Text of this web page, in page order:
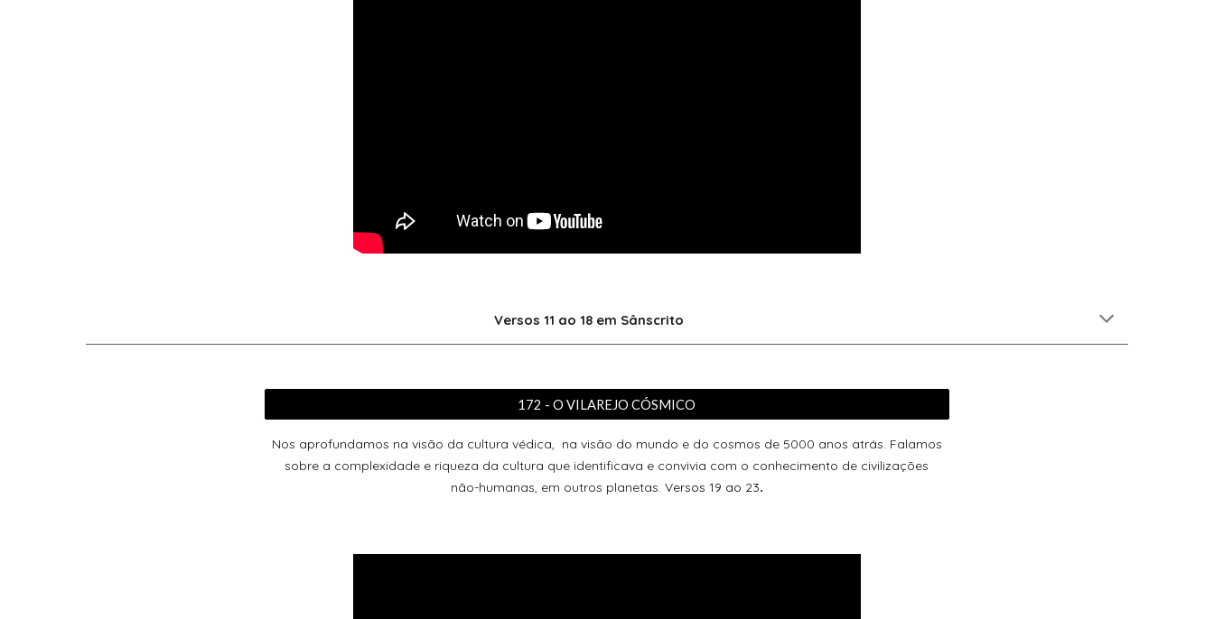
Versos 11 ao 18 em Sânscrito
172 - O VILAREJO CÓSMICO
Nos aprofundamos na visão da cultura védica, na visão do mundo e do cosmos de 5000 anos atrás. Falamos
sobre a complexidade e riqueza da cultura que identificava e convivia com o conhecimento de civilizações
não-humanas, em outros planetas. Versos 19 ao 23.